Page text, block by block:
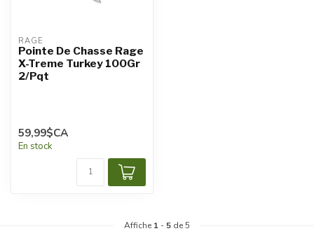
RAGE
Pointe De Chasse Rage
X-Treme Turkey 100Gr
2/Pqt
59,99$CA
En stock
Affiche 1 -5 de 5